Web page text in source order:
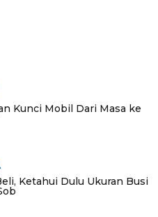
Kunci Mobil Dari Masa ke
Ketahui Dulu Ukuran Busi